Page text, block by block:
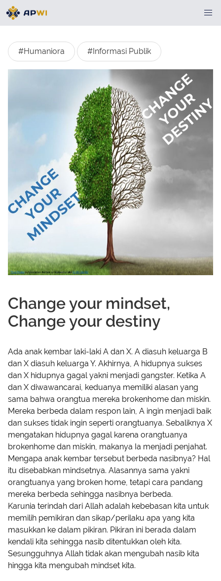
#Humaniora #Informasi Publik
Change your mindset,
Change your destiny
Ada anak kembar laki-laki A dan X. A diasuh keluarga B
dan X diasuh keluarga Y. Akhirnya, A hidupnya sukses
dan X hidupnya gagal yakni menjadi gangster. Ketika A
dan X diwawancarai, keduanya memiliki alasan yang
sama bahwa orangtua mereka brokenhome dan miskin.
Mereka berbeda dalam respon lain, A ingin menjadi baik
dan sukses tidak ingin seperti orangtuanya. Sebaliknya X
mengatakan hidupnya gagal karena orangtuanya
brokenhome dan miskin, makanya Ia menjadi penjahat.
Mengapa anak kembar tersebut berbeda nasibnya? Hal
itu disebabkan mindsetnya. Alasannya sama yakni
orangtuanya yang broken home, tetapi cara pandang
mereka berbeda sehingga nasibnya berbeda.
Karunia terindah dari Allah adalah kebebasan kita untuk
memilih pemikiran dan sikap/perilaku apa yang kita
masukkan ke dalam pikiran. Pikiran ini berada dalam
kendali kita sehingga nasib ditentukkan oleh kita.
Sesungguhnya Allah tidak akan mengubah nasib kita
hingga kita mengubah mindset kita.